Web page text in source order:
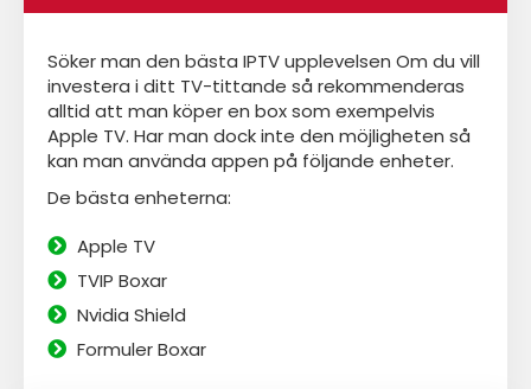
Söker man den bästa IPTV upplevelsen Om du vill
investera i ditt TV-tittande så rekommenderas
alltid att man köper en box som exempelvis
Apple TV. Har man dock inte den möjligheten så
kan man använda appen på följande enheter.
De bästa enheterna:
Apple TV
TVIP Boxar
Nvidia Shield
Formuler Boxar